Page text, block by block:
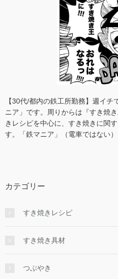
【30代/都内の鉄工所勤務】週イ
ニア」です。周りからは『すき焼
きレシピを中心に、すき焼きに関
す。「鉄マニア」（電車ではない）
カテゴリー
すき焼きレシピ
すき焼き具材
つぶやき